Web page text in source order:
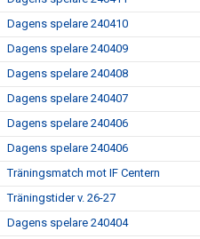
Dagens spelare 240410
Dagens spelare 240409
Dagens spelare 240408
Dagens spelare 240407
Dagens spelare 240406
Dagens spelare 240406
Träningsmatch mot IF Centern
Träningstider v. 26-27
Dagens spelare 240404